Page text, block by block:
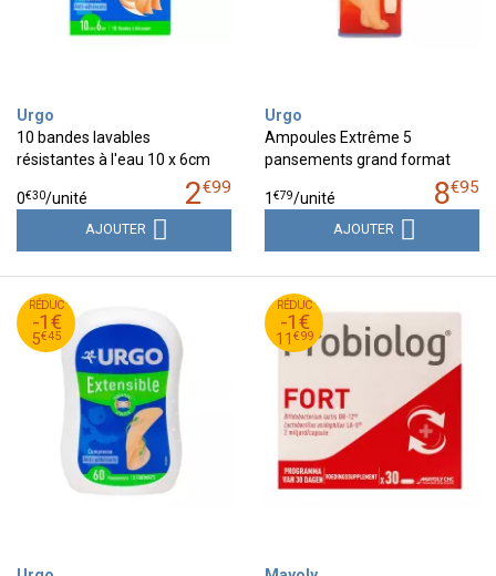
Urgo
10 bandes lavables
résistantes à l'eau 10 x 6cm
2€99
0€30/unité
AJOUTER
Urgo
Ampoules Extrême 5
pansements grand format
8€95
1 €79/unité
AJOUTER
RÉDUC
-1€
5€45
6
€
45
5
€
45
RÉDUC
-1€
11 €99
12
€
99
11
€
99